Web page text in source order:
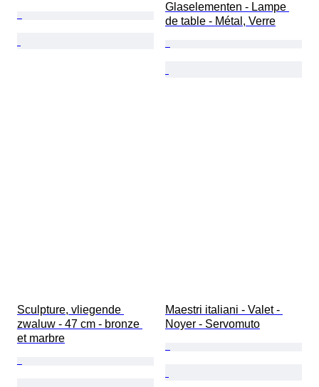
Glaselementen - Lampe
de table - Métal, Verre
Sculpture, vliegende
zwaluw - 47 cm - bronze
et marbre
Maestri italiani - Valet -
Noyer - Servomuto